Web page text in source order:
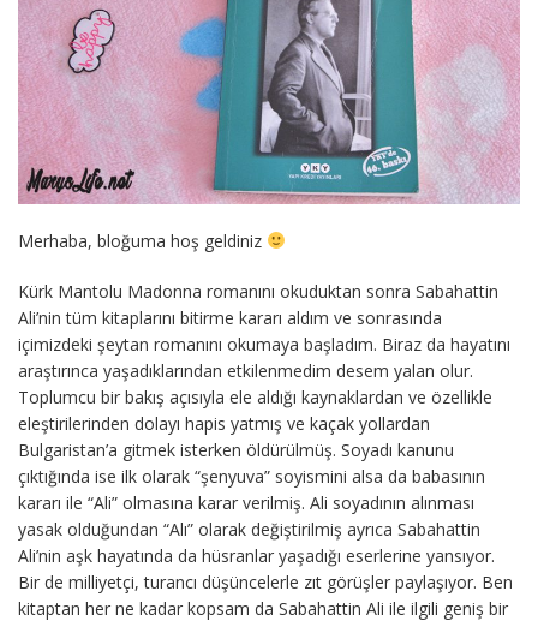
Merhaba, bloğuma hoş geldiniz
Kürk Mantolu Madonna romanını okuduktan sonra Sabahattin
Ali’nin tüm kitaplarını bitirme kararı aldım ve sonrasında
içimizdeki şeytan romanını okumaya başladım. Biraz da hayatını
araştırınca yaşadıklarından etkilenmedim desem yalan olur.
Toplumcu bir bakış açısıyla ele aldığı kaynaklardan ve özellikle
eleştirilerinden dolayı hapis yatmış ve kaçak yollardan
Bulgaristan’a gitmek isterken öldürülmüş. Soyadı kanunu
çıktığında ise ilk olarak “şenyuva” soyismini alsa da babasının
kararı ile “Ali” olmasına karar verilmiş. Ali soyadının alınması
yasak olduğundan “Alı” olarak değiştirilmiş ayrıca Sabahattin
Ali’nin aşk hayatında da hüsranlar yaşadığı eserlerine yansıyor.
Bir de milliyetçi, turancı düşüncelerle zıt görüşler paylaşıyor. Ben
kitaptan her ne kadar kopsam da Sabahattin Ali ile ilgili geniş bir